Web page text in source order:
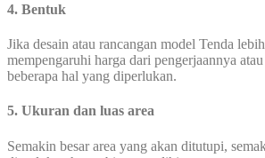
4. Bentuk
Jika desain atau rancangan model Tenda
mempengaruhi harga dari pengerjaannya
beberapa hal yang diperlukan.
5. Ukuran dan luas area
Semakin besar area yang akan ditutupi,